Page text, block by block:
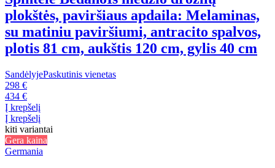
plokštės, paviršiaus apdaila: Melaminas,
su matiniu paviršiumi, antracito spalvos,
plotis 81 cm, aukštis 120 cm, gylis 40 cm
SandėlyjePaskutinis vienetas
298 €
434 €
Į krepšelį
Į krepšelį
kiti variantai
Gera kaina
Germania